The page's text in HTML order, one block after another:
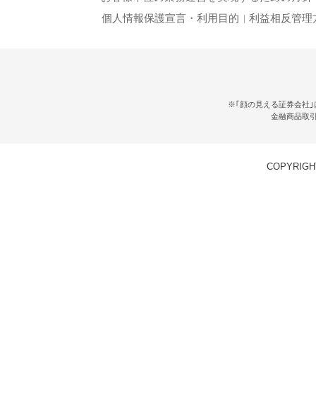
個人情報保護宣言・利用目的
利益相反管理
※｢顔の見える証券会社｣
金融商品取